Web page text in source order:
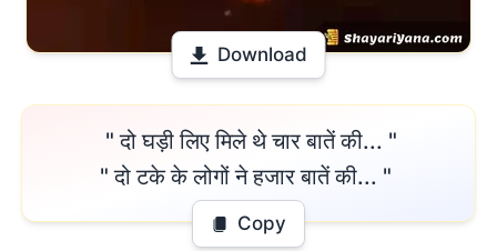
Download
" दो टके के लोगों ने हजार बातें की... "
Copy